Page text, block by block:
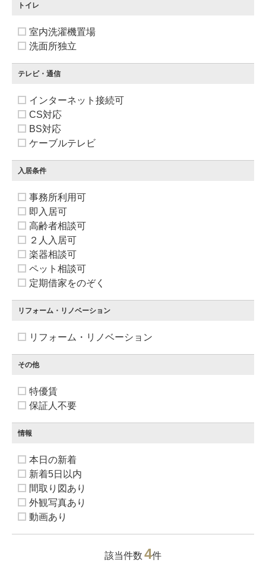
トイレ
室内洗濯機置場
洗面所独立
テレビ・通信
インターネット接続可
CS対応
BS対応
ケーブルテレビ
入居条件
事務所利用可
即入居可
高齢者相談可
２人入居可
楽器相談可
ペット相談可
定期借家をのぞく
リフォーム・リノベーション
リフォーム・リノベーション
その他
特優賃
保証人不要
情報
本日の新着
新着5日以内
間取り図あり
外観写真あり
動画あり
該当件数 4件